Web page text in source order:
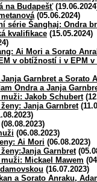
na Budapešť
(05.06.2024)
série Šanghaj: Ondra
kvalifikace (15.05.2024)
Ai Mori a Sorato
v obtížností i v EPM
Garnbret a Sorato
Ondra a Janja
Jakob Schubert
Janja Garnbret
(08.08.2023)
(06.08.2023)
Ai Mori (06.08.2023)
Garnbret
Mickael Mawem
(16.07.2023)
a Sorato Anraku,